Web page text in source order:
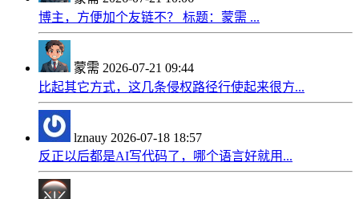
博主，方便加个友链不？ 标题：蒙需 ...
蒙需 2026-07-21 09:44
比起其它方式，这几条侵权路径行使起来很方...
lznauy 2026-07-18 18:57
反正以后都是AI写代码了，哪个语言好就用...